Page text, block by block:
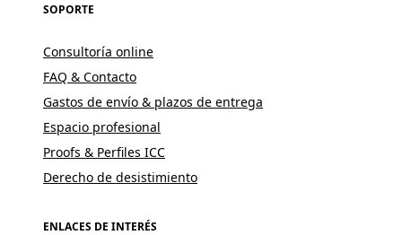
SOPORTE
Consultoría online
FAQ & Contacto
Gastos de envío & plazos de entrega
Espacio profesional
Proofs & Perfiles ICC
Derecho de desistimiento
ENLACES DE INTERÉS